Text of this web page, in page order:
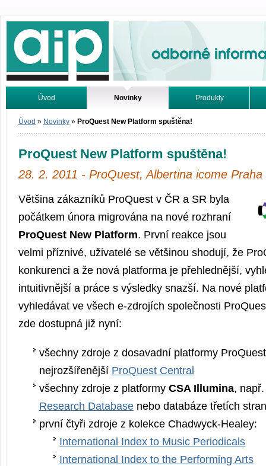
Odborné informace. Online.
Úvod Novinky Produkty
Vyhledávání Tutoriály
Úvod » Novinky » ProQuest New Platform spuštěna!
ProQuest New Platform spuštěna!
28. 2. 2011 - ProQuest, Albertina icome Praha
Většina zákazníků ProQuest v ČR a SR byla
počátkem února migrována na nové rozhraní
ProQuest New Platform. První reakce jsou
velmi příznivé, uživatelé se většinou shodují, že
konkurenci a že nová platforma je přehlednější,
intuitivnější a práce s výsledky snazší. Na nové
vyhledávat ve všech e-zdrojích společnosti
zde dostupná již nyní:
všechny zdroje z dosavadní platformy
nejrozšířenější ProQuest Central
všechny zdroje z platformy CSA Illumina,
Research Databasenebo databáze třetích
první čtyři zdroje z kolekce Chadwyck-Healey:
International Index to Music Periodicals
International Index to the Performing Arts